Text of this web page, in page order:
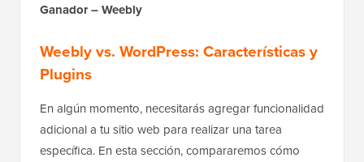
Ganador – Weebly
Weebly vs. WordPress: Características y
Plugins
En algún momento, necesitarás agregar funcionalidad
adicional a tu sitio web para realizar una tarea
específica. En esta sección, compararemos cómo